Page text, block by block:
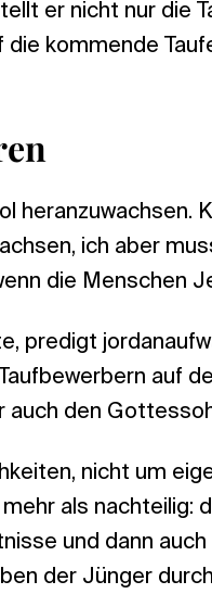
er nicht nur die
kommende
heranzuwachsen.
ich aber
die Menschen
predigt
auf
auch den
nicht um
als nachteilig:
und dann
der Jünger